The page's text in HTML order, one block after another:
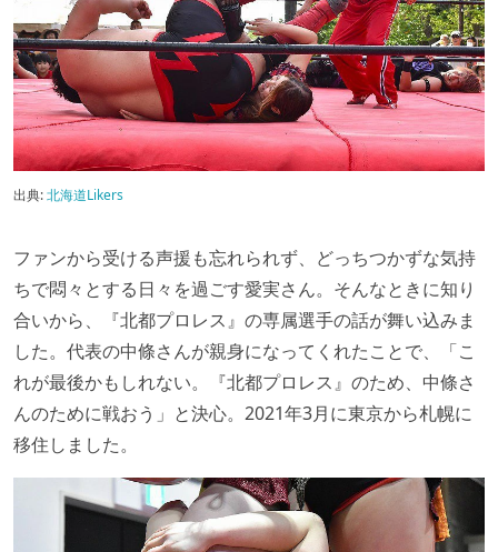
出典:北海道Likers
ファンから受ける声援も忘れられず、どっちつかずな気持
ちで悶々とする日々を過ごす愛実さん。そんなときに知り
合いから、『北都プロレス』の専属選手の話が舞い込みま
した。代表の中條さんが親身になってくれたことで、「こ
れが最後かもしれない。『北都プロレス』のため、中條さ
んのために戦おう」と決心。2021年3月に東京から札幌に
移住しました。